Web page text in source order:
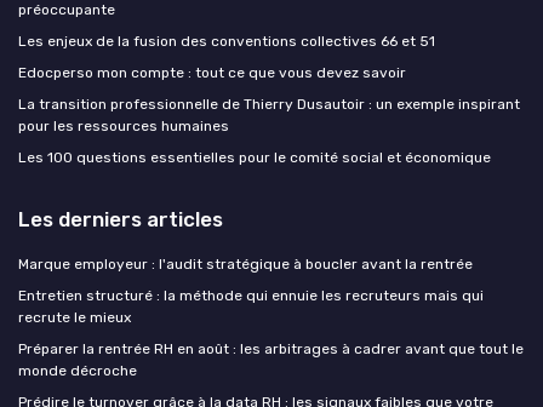
préoccupante
Les enjeux de la fusion des conventions collectives 66 et 51
Edocperso mon compte : tout ce que vous devez savoir
La transition professionnelle de Thierry Dusautoir : un exemple inspirant
pour les ressources humaines
Les 100 questions essentielles pour le comité social et économique
Les derniers articles
Marque employeur : l'audit stratégique à boucler avant la rentrée
Entretien structuré : la méthode qui ennuie les recruteurs mais qui
recrute le mieux
Préparer la rentrée RH en août : les arbitrages à cadrer avant que tout le
monde décroche
Prédire le turnover grâce à la data RH : les signaux faibles que votre